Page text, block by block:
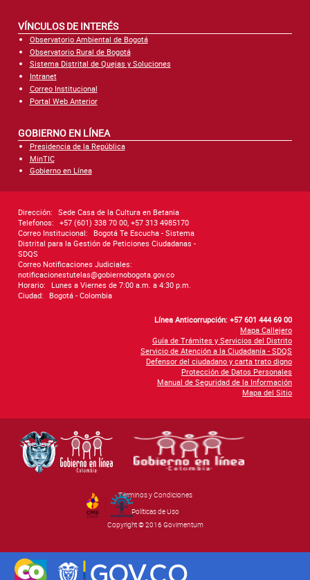
VÍNCULOS DE INTERÉS
Observatorio Ambiental de Bogotá
Observatorio Rural de Bogotá
Sistema Distrital de Quejas y Soluciones
Intranet
Correo Institucional
Portal Web Anterior
GOBIERNO EN LÍNEA
Presidencia de la República
MinTIC
Gobierno en Línea
Dirección: Sede Casa de la Cultura en Betania
Telefonos: +57 (601) 338 70 00, +57 313 4985170
Correo Institucional:
Bogotá Te Escucha - Sistema
Distrital para la Gestión de Peticiones Ciudadanas -
SDQS
Correo Notificaciones Judiciales:
notificacionestutelas@gobiernobogota.gov.co
Horario:
Lunes a Viernes de 7:00 a.m. a 4:30 p.m.
Ciudad:
Bogotá - Colombia
Línea Anticorrupción: +57 601 444 69 00
Mapa Callejero
Guía de Trámites y Servicios del Distrito
Servicio de Atención a la Ciudadanía - SDQS
Defensor del ciudadano y carta trato digno
Protección de Datos Personales
Manual de Seguridad de la Información
Mapa del Sitio
Términos y Condiciones
Políticas de Uso
Copyright © 2016 Govimentum
By Govimentum